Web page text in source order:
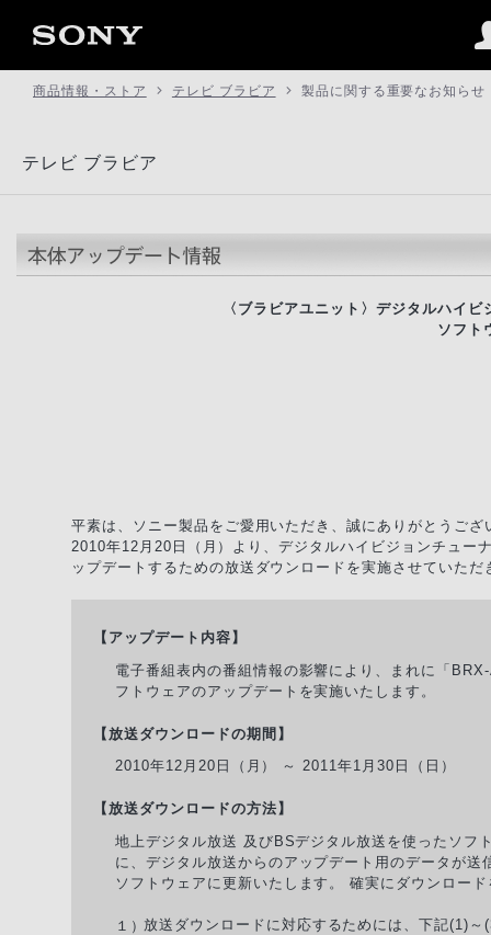
商品情報・ストア テレビ ブラビア 製品に関する重要なお知らせ
テレビ ブラビア
〈ブラビアユニット〉デジタルハイ
ソフト
平素は、ソニー製品をご愛用いただき、誠にありがとうござ
2010年12月20日（月）より、デジタルハイビジョンチュー
ップデートするための放送ダウンロードを実施させていただ
【アップデート内容】
電子番組表内の番組情報の影響により、まれに「
フトウェアのアップデートを実施いたします。
【放送ダウンロードの期間】
2010年12月20日（月） ～ 2011年1月30日（日）
【放送ダウンロードの方法】
地上デジタル放送 及びBSデジタル放送を使ったソフ
に、デジタル放送からのアップデート用のデータが
ソフトウェアに更新いたします。 確実にダウンロー
１）放送ダウンロードに対応するためには、下記(1)